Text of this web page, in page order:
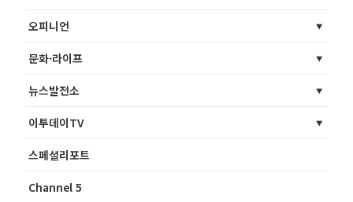
오피니언
문화·라이프
뉴스발전소
이투데이TV
스페셜리포트
Channel 5